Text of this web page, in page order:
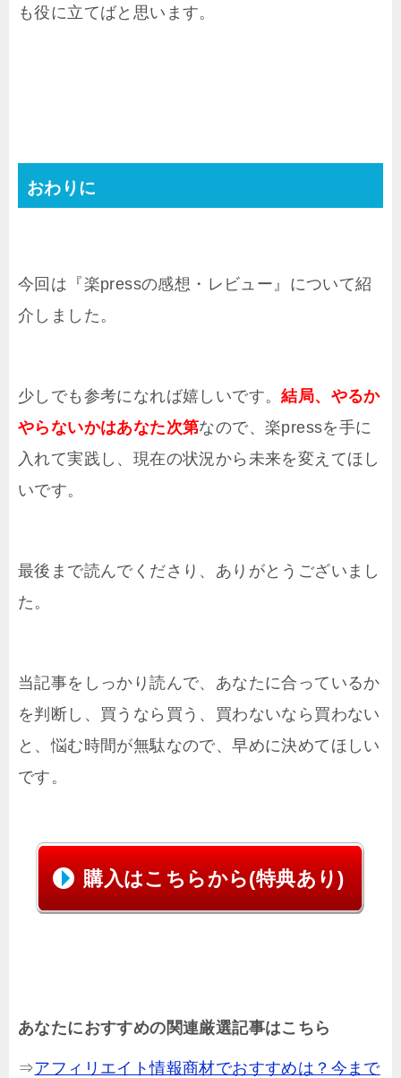
も役に立てばと思います。
おわりに
今回は『楽pressの感想・レビュー』について紹
介しました。
少しでも参考になれば嬉しいです。結局、やるか
やらないかはあなた次第なので、楽pressを手に
入れて実践し、現在の状況から未来を変えてほし
いです。
最後まで読んでくださり、ありがとうございまし
た。
当記事をしっかり読んで、あなたに合っているか
を判断し、買うなら買う、買わないなら買わない
と、悩む時間が無駄なので、早めに決めてほしい
です。
購入はこちらから(特典あり)
あなたにおすすめの関連厳選記事はこちら
⇒アフィリエイト情報商材でおすすめは？今まで